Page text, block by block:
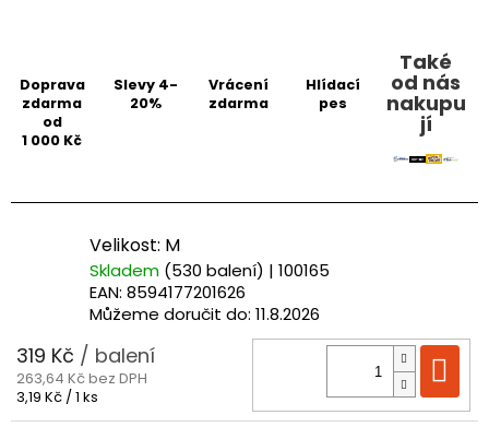
Doprava
zdarma
od
1 000 Kč
Slevy 4-
20%
Vrácení
zdarma
Hlídací
pes
Také
od nás
nakupu
jí
Velikost: M
Skladem (530 balení) | 100165
EAN: 8594177201626
Můžeme doručit do: 11.8.2026
319 Kč / balení
263,64 Kč bez DPH
Měrná
3,19 Kč / 1 ks